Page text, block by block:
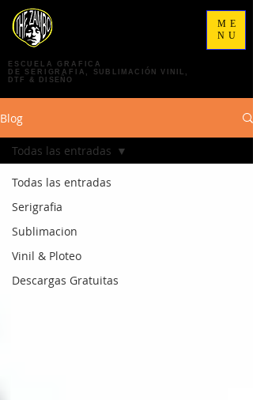
ESCUELA GRAFICA
DE SERIGRAFIA, SUBLIMACIÓN VINIL,
DTF & DISEÑO
ME
NU
Blog
Todas las entradas
Serigrafia
Sublimacion
Vinil & Ploteo
Descargas Gratuitas
Todas las entradas